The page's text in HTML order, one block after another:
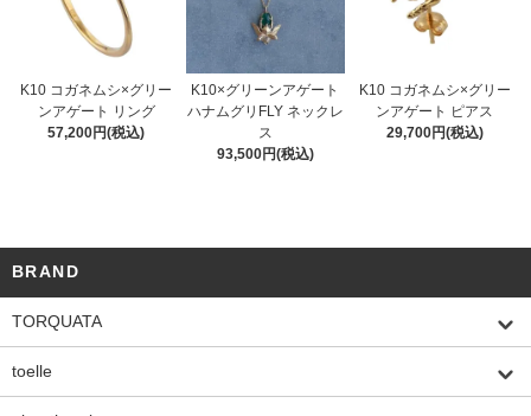
K10 コガネムシ×グリー
ンアゲート リング
57,200円(税込)
K10×グリーンアゲート
ハナムグリFLY ネックレ
ス
93,500円(税込)
K10 コガネムシ×グリー
ンアゲート ピアス
29,700円(税込)
BRAND
TORQUATA
toelle